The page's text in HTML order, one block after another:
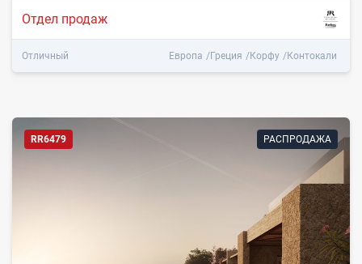
Отдел продаж
Отличный Европа Греция Корфу Контокали
RR6479 РАСПРОДАЖА